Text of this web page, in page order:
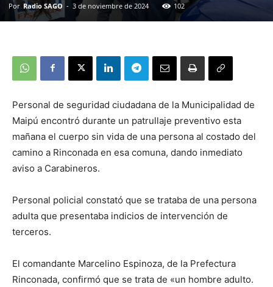
Por Radio SAGO - 3 de noviembre de 2024 102
Personal de seguridad ciudadana de la Municipalidad de
Maipú encontró durante un patrullaje preventivo esta
mañana el cuerpo sin vida de una persona al costado del
camino a Rinconada en esa comuna, dando inmediato
aviso a Carabineros.
Personal policial constató que se trataba de una persona
adulta que presentaba indicios de intervención de
terceros.
El comandante Marcelino Espinoza, de la Prefectura
Rinconada, confirmó que se trata de «un hombre adulto.